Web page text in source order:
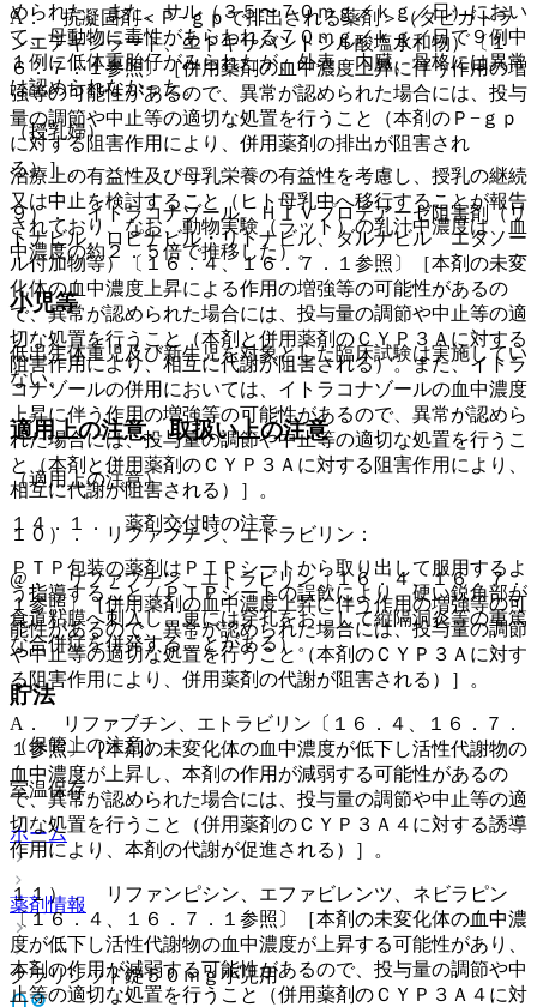
められた。また、サル（３５〜７０ｍｇ／ｋｇ／日）におい
て、母動物に毒性があらわれる７０ｍｇ／ｋｇ／日で９例中
１例に低体重胎仔がみられたが、外表、内臓、骨格には異常
は認められなかった。
（授乳婦）
治療上の有益性及び母乳栄養の有益性を考慮し、授乳の継続
又は中止を検討すること（ヒト母乳中へ移行することが報告
されており、なお、動物実験（ラット）の乳汁中濃度は、血
中濃度の約２．５倍で推移した）。
小児等
低出生体重児及び新生児を対象とした臨床試験は実施してい
ない。
適用上の注意、取扱い上の注意
（適用上の注意）
１４．１． 薬剤交付時の注意
ＰＴＰ包装の薬剤はＰＴＰシートから取り出して服用するよ
う指導すること（ＰＴＰシートの誤飲により、硬い鋭角部が
食道粘膜へ刺入し、更には穿孔をおこして縦隔洞炎等の重篤
な合併症を併発することがある）。
貯法
（保管上の注意）
室温保存。
ホーム
薬剤情報
クラリシッド錠５０ｍｇ小児用
A． 抗凝固剤＜Ｐ−ｇｐで排出される薬剤＞（ダビガトラ
ンエテキシラート、エドキサバントシル酸塩水和物）〔１
６．７．１参照〕［併用薬剤の血中濃度上昇に伴う作用の増
強等の可能性があるので、異常が認められた場合には、投与
量の調節や中止等の適切な処置を行うこと（本剤のＰ−ｇｐ
に対する阻害作用により、併用薬剤の排出が阻害され
る）］。
９）． イトラコナゾール、ＨＩＶプロテアーゼ阻害剤（リ
トナビル、ロピナビル・リトナビル、ダルナビル エタノー
ル付加物等）〔１６．４、１６．７．１参照〕［本剤の未変
化体の血中濃度上昇による作用の増強等の可能性があるの
で、異常が認められた場合には、投与量の調節や中止等の適
切な処置を行うこと（本剤と併用薬剤のＣＹＰ３Ａに対する
阻害作用により、相互に代謝が阻害される）。また、イトラ
コナゾールの併用においては、イトラコナゾールの血中濃度
上昇に伴う作用の増強等の可能性があるので、異常が認めら
れた場合には、投与量の調節や中止等の適切な処置を行うこ
と（本剤と併用薬剤のＣＹＰ３Ａに対する阻害作用により、
相互に代謝が阻害される）］。
１０）． リファブチン、エトラビリン：
@． リファブチン、エトラビリン〔１６．４、１６．７．
１参照〕［併用薬剤の血中濃度上昇に伴う作用の増強等の可
能性があるので、異常が認められた場合には、投与量の調節
や中止等の適切な処置を行うこと（本剤のＣＹＰ３Ａに対す
る阻害作用により、併用薬剤の代謝が阻害される）］。
A． リファブチン、エトラビリン〔１６．４、１６．７．
１参照〕［本剤の未変化体の血中濃度が低下し活性代謝物の
血中濃度が上昇し、本剤の作用が減弱する可能性があるの
で、異常が認められた場合には、投与量の調節や中止等の適
切な処置を行うこと（併用薬剤のＣＹＰ３Ａ４に対する誘導
作用により、本剤の代謝が促進される）］。
１１）． リファンピシン、エファビレンツ、ネビラピン
〔１６．４、１６．７．１参照〕［本剤の未変化体の血中濃
度が低下し活性代謝物の血中濃度が上昇する可能性があり、
本剤の作用が減弱する可能性があるので、投与量の調節や中
止等の適切な処置を行うこと（併用薬剤のＣＹＰ３Ａ４に対